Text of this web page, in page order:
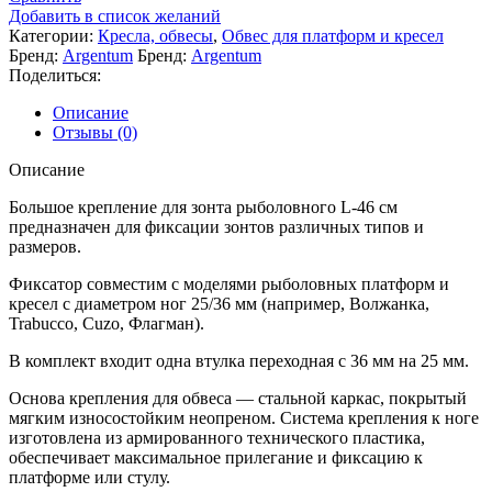
Добавить в список желаний
Категории: Кресла, обвесы, Обвес для платформ и кресел
Бренд: Argentum Бренд: Argentum
Поделиться:
Описание
Отзывы (0)
Описание
Большое крепление для зонта рыболовного L-46 см
предназначен для фиксации зонтов различных типов и
размеров.
Фиксатор совместим с моделями рыболовных платформ и
кресел с диаметром ног 25/36 мм (например, Волжанка,
Trabucco, Cuzo, Флагман).
В комплект входит одна втулка переходная с 36 мм на 25 мм.
Основа крепления для обвеса — стальной каркас, покрытый
мягким износостойким неопреном. Система крепления к ноге
изготовлена из армированного технического пластика,
обеспечивает максимальное прилегание и фиксацию к
платформе или стулу.